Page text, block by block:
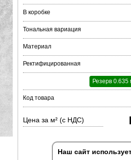
Наш сайт
В коробке
Тональная вариация
Материал
Ректифицированная
Резерв 0.635
Код товара
Цена за м² (с НДС)